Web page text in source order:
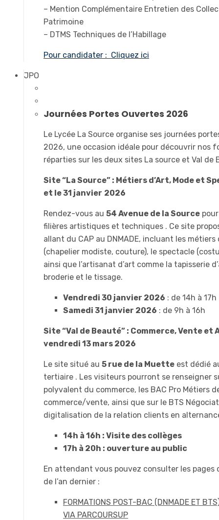
– Mention Complémentaire Entretien des
Patrimoine
– DTMS Techniques de l’Habillage
Pour candidater : Cliquez ici
JPO
Journées Portes Ouvertes 2026
Le Lycée La Source organise ses journées
2026, une occasion idéale pour découvrir nos
réparties sur les deux sites La source et Val de
Site “La Source” : Métiers d’Art, Mode et
et le 31 janvier 2026
Rendez-vous au 54 Avenue de la Source
filières artistiques et techniques . Ce site
allant du CAP au DNMADE, incluant les métiers
(chapelier modiste, couture), le spectacle
ainsi que l’artisanat d’art comme la tapisserie
broderie et le tissage.
Vendredi 30 janvier 2026 : de 14h à 17h
Samedi 31 janvier 2026 : de 9h à 16h
Site “Val de Beauté” : Commerce, Vente et
vendredi 13 mars 2026
Le site situé au 5 rue de la Muette est dédié
tertiaire . Les visiteurs pourront se renseigner
polyvalent du commerce, les BAC Pro Métiers
commerce/vente, ainsi que sur le BTS
digitalisation de la relation clients en
14h à 16h : Visite des collèges
17h à 20h : ouverture au public
En attendant vous pouvez consulter les pages
de l’an dernier :
FORMATIONS POST-BAC (DNMADE ET
VIA PARCOURSUP